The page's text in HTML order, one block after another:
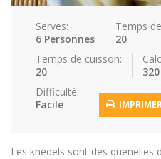
Serves:
6 Personnes
Temps
20
Temps de cuisson:
20
Difficulté:
Facile
Les knedels sont des quenelles